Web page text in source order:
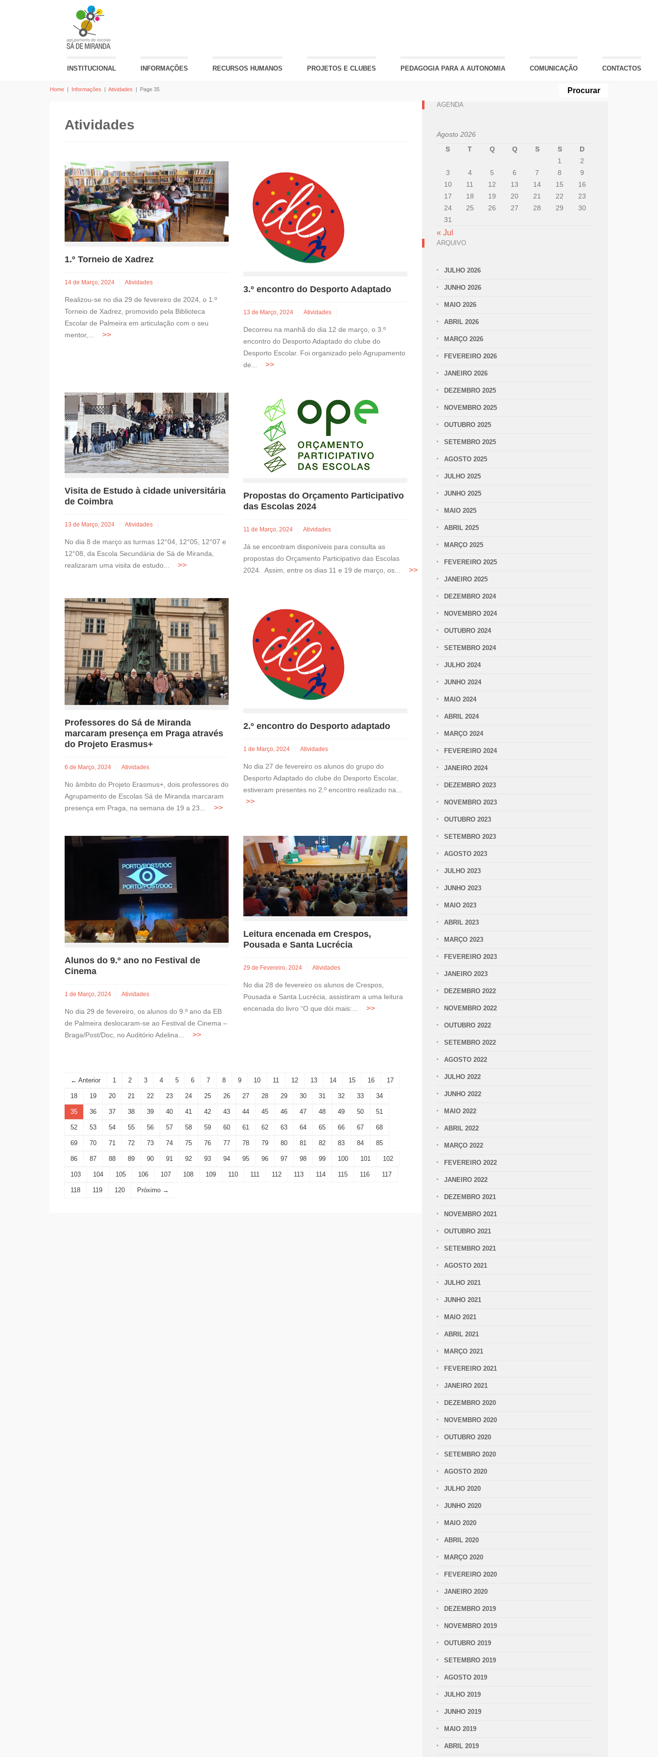
INSTITUCIONAL INFORMAÇÕES RECURSOS HUMANOS PROJETOS E CLUBES PEDAGOGIA PARA A AUTONOMIA COMUNICAÇÃO CONTACTOS
Home | Informações | Atividades | Page 35
Atividades
1.º Torneio de Xadrez
14 de Março, 2024 Atividades
Realizou-se no dia 29 de fevereiro de 2024, o 1.º
Torneio de Xadrez, promovido pela Biblioteca
Escolar de Palmeira em articulação com o seu
mentor,...
3.º encontro do Desporto Adaptado
13 de Março, 2024 Atividades
Decorreu na manhã do dia 12 de março, o 3.º
encontro do Desporto Adaptado do clube do
Desporto Escolar. Foi organizado pelo Agrupamento
de...
Visita de Estudo à cidade universitária
de Coimbra
13 de Março, 2024 Atividades
No dia 8 de março as turmas 12°04, 12°05, 12°07 e
12°08, da Escola Secundária de Sá de Miranda,
realizaram uma visita de estudo...
Propostas do Orçamento Participativo
das Escolas 2024
11 de Março, 2024 Atividades
Já se encontram disponíveis para consulta as
propostas do Orçamento Participativo das Escolas
2024. Assim, entre os dias 11 e 19 de março, os...
Professores do Sá de Miranda
marcaram presença em Praga através
do Projeto Erasmus+
6 de Março, 2024 Atividades
No âmbito do Projeto Erasmus+, dois professores do
Agrupamento de Escolas Sá de Miranda marcaram
presença em Praga, na semana de 19 a 23...
2.º encontro do Desporto adaptado
1 de Março, 2024 Atividades
No dia 27 de fevereiro os alunos do grupo do
Desporto Adaptado do clube do Desporto Escolar,
estiveram presentes no 2.º encontro realizado na...
Alunos do 9.º ano no Festival de
Cinema
1 de Março, 2024 Atividades
No dia 29 de fevereiro, os alunos do 9.º ano da EB
de Palmeira deslocaram-se ao Festival de Cinema –
Braga/Post/Doc, no Auditório Adelina...
Leitura encenada em Crespos,
Pousada e Santa Lucrécia
29 de Fevereiro, 2024 Atividades
No dia 28 de fevereiro os alunos de Crespos,
Pousada e Santa Lucrécia, assistiram a uma leitura
encenada do livro “O que dói mais:...
← Anterior 1 2 3 4 5 6 7 8 9 10 11 12 13 14 15 16 17
18 19 20 21 22 23 24 25 26 27 28 29 30 31 32 33 34
35 36 37 38 39 40 41 42 43 44 45 46 47 48 49 50 51
52 53 54 55 56 57 58 59 60 61 62 63 64 65 66 67 68
69 70 71 72 73 74 75 76 77 78 79 80 81 82 83 84 85
86 87 88 89 90 91 92 93 94 95 96 97 98 99 100 101 102
103 104 105 106 107 108 109 110 111 112 113 114 115 116 117
118 119 120 Próximo →
AGENDA
Agosto 2026
S
T Q Q S S
D
1
2
3
4 5 6 7 8
9
10
11 12 13 14 15
16
17
18 19 20 21 22
23
24
25 26 27 28 29
30
31
« Jul
ARQUIVO
JULHO 2026
JUNHO 2026
MAIO 2026
ABRIL 2026
MARÇO 2026
FEVEREIRO 2026
JANEIRO 2026
DEZEMBRO 2025
NOVEMBRO 2025
OUTUBRO 2025
SETEMBRO 2025
AGOSTO 2025
JULHO 2025
JUNHO 2025
MAIO 2025
ABRIL 2025
MARÇO 2025
FEVEREIRO 2025
JANEIRO 2025
DEZEMBRO 2024
NOVEMBRO 2024
OUTUBRO 2024
SETEMBRO 2024
JULHO 2024
JUNHO 2024
MAIO 2024
ABRIL 2024
MARÇO 2024
FEVEREIRO 2024
JANEIRO 2024
DEZEMBRO 2023
NOVEMBRO 2023
OUTUBRO 2023
SETEMBRO 2023
AGOSTO 2023
JULHO 2023
JUNHO 2023
MAIO 2023
ABRIL 2023
MARÇO 2023
FEVEREIRO 2023
JANEIRO 2023
DEZEMBRO 2022
NOVEMBRO 2022
OUTUBRO 2022
SETEMBRO 2022
AGOSTO 2022
JULHO 2022
JUNHO 2022
MAIO 2022
ABRIL 2022
MARÇO 2022
FEVEREIRO 2022
JANEIRO 2022
DEZEMBRO 2021
NOVEMBRO 2021
OUTUBRO 2021
SETEMBRO 2021
AGOSTO 2021
JULHO 2021
JUNHO 2021
MAIO 2021
ABRIL 2021
MARÇO 2021
FEVEREIRO 2021
JANEIRO 2021
DEZEMBRO 2020
NOVEMBRO 2020
OUTUBRO 2020
SETEMBRO 2020
AGOSTO 2020
JULHO 2020
JUNHO 2020
MAIO 2020
ABRIL 2020
MARÇO 2020
FEVEREIRO 2020
JANEIRO 2020
DEZEMBRO 2019
NOVEMBRO 2019
OUTUBRO 2019
SETEMBRO 2019
AGOSTO 2019
JULHO 2019
JUNHO 2019
MAIO 2019
ABRIL 2019